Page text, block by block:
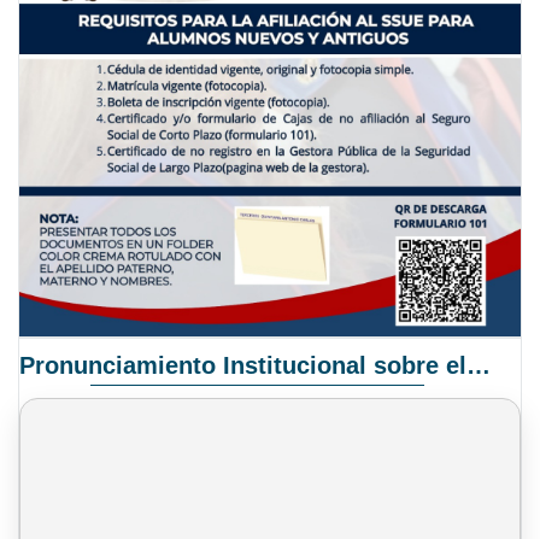
Pronunciamiento Institucional sobre el Proyecto de Ley N° 068/2025-2026 C.S.